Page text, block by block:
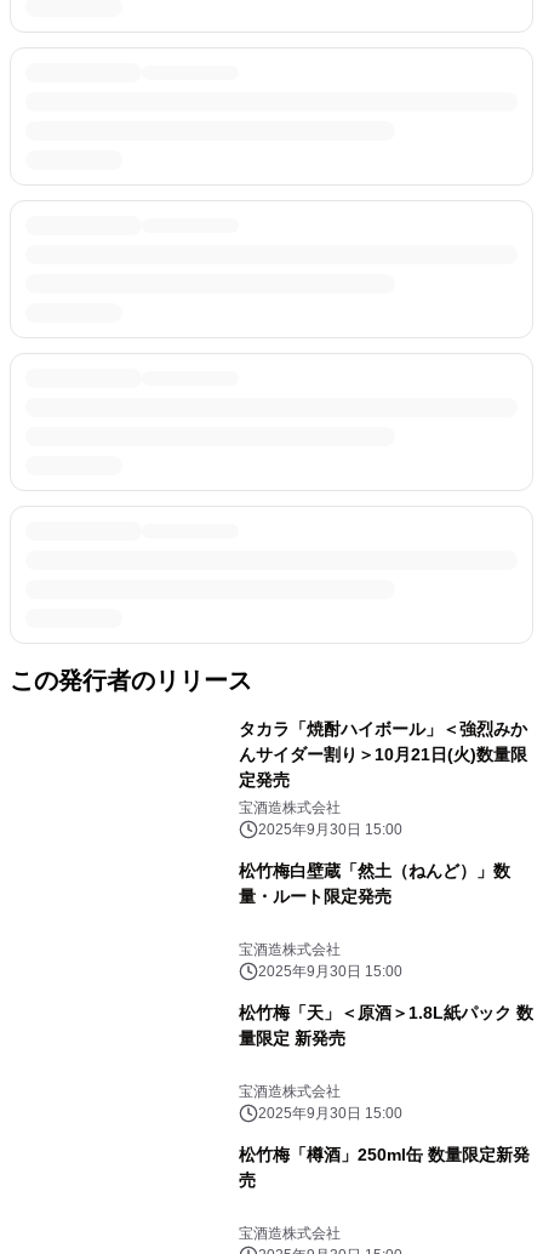
この発行者のリリース
タカラ「焼酎ハイボール」＜強烈みか
んサイダー割り＞10月21日(火)数量限
定発売
宝酒造株式会社
2025年9月30日 15:00
松竹梅白壁蔵「然土（ねんど）」数
量・ルート限定発売
宝酒造株式会社
2025年9月30日 15:00
松竹梅「天」＜原酒＞1.8L紙パック 数
量限定 新発売
宝酒造株式会社
2025年9月30日 15:00
松竹梅「樽酒」250ml缶 数量限定新発
売
宝酒造株式会社